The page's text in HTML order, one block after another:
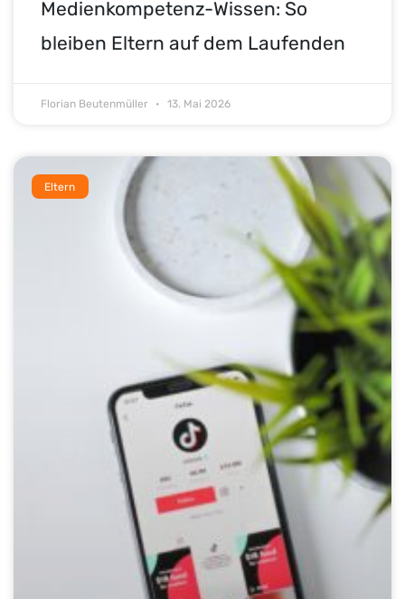
Medienkompetenz-Wissen: So
bleiben Eltern auf dem Laufenden
Florian Beutenmüller 13. Mai 2026
Eltern